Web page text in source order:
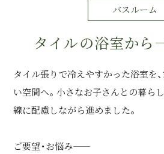
バスルーム
タイルの浴室から
タイル張りで冷えやすかった浴室を
い空間へ。小さなお子さんとの暮ら
線に配慮しながら進めました。
ご要望・お悩み――